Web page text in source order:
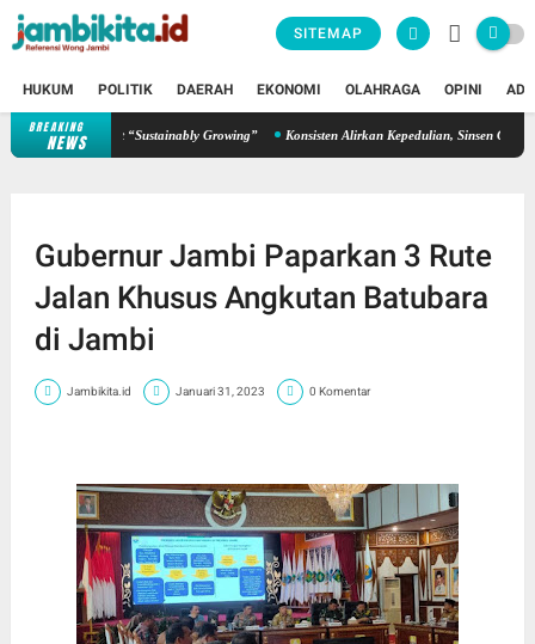
SITEMAP
HUKUM POLITIK DAERAH EKONOMI OLAHRAGA OPINI
BREAKING
NEWS
Semangat “Sustainably Growing” Konsisten Alirkan Kepedulian, Sinsen Gelar
Gubernur Jambi Paparkan 3 Rute
Jalan Khusus Angkutan Batubara
di Jambi
Jambikita.id Januari 31, 2023 0 Komentar